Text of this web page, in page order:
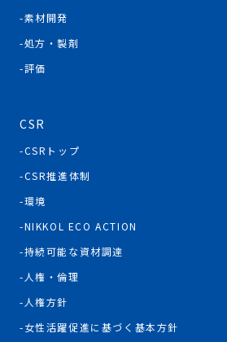
素材開発
処方・製剤
評価
CSR
CSRトップ
CSR推進体制
環境
NIKKOL ECO ACTION
持続可能な資材調達
人権・倫理
人権方針
女性活躍促進に基づく基本方針